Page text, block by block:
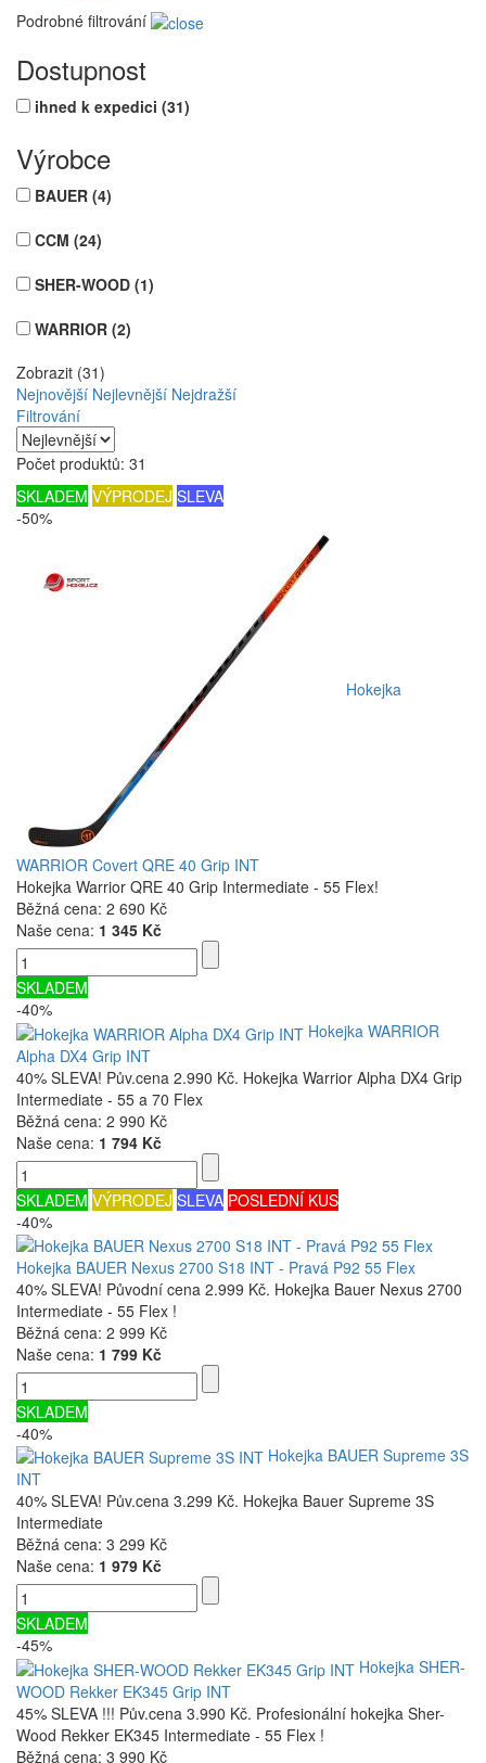
Podrobné filtrování
Dostupnost
ihned k expedici (31)
Výrobce
BAUER (4)
CCM (24)
SHER-WOOD (1)
WARRIOR (2)
Zobrazit (31)
Nejnovější Nejlevnější Nejdražší
Filtrování
Počet produktů: 31
SKLADEM VÝPRODEJ SLEVA
-50%
Hokejka
WARRIOR Covert QRE 40 Grip INT
Hokejka Warrior QRE 40 Grip Intermediate - 55 Flex!
Běžná cena: 2 690 Kč
Naše cena: 1 345 Kč
SKLADEM
-40%
Hokejka WARRIOR
Alpha DX4 Grip INT
40% SLEVA! Pův.cena 2.990 Kč. Hokejka Warrior Alpha DX4 Grip
Intermediate - 55 a 70 Flex
Běžná cena: 2 990 Kč
Naše cena: 1 794 Kč
SKLADEM VÝPRODEJ SLEVA POSLEDNÍ KUS
-40%
Hokejka BAUER Nexus 2700 S18 INT - Pravá P92 55 Flex
40% SLEVA! Původní cena 2.999 Kč. Hokejka Bauer Nexus 2700
Intermediate - 55 Flex !
Běžná cena: 2 999 Kč
Naše cena: 1 799 Kč
SKLADEM
-40%
Hokejka BAUER Supreme 3S
INT
40% SLEVA! Pův.cena 3.299 Kč. Hokejka Bauer Supreme 3S
Intermediate
Běžná cena: 3 299 Kč
Naše cena: 1 979 Kč
SKLADEM
-45%
Hokejka SHER-
WOOD Rekker EK345 Grip INT
45% SLEVA !!! Pův.cena 3.990 Kč. Profesionální hokejka Sher-
Wood Rekker EK345 Intermediate - 55 Flex !
Běžná cena: 3 990 Kč